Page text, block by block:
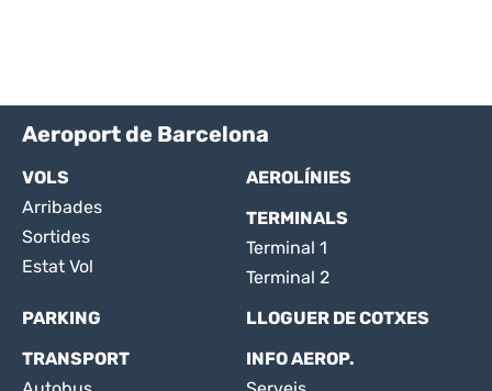
Aeroport de Barcelona
VOLS
Arribades
Sortides
Estat Vol
AEROLÍNIES
TERMINALS
Terminal 1
Terminal 2
PARKING
LLOGUER DE COTXES
TRANSPORT
INFO AEROP.